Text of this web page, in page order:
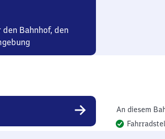
Bahnhof, den
An diesem